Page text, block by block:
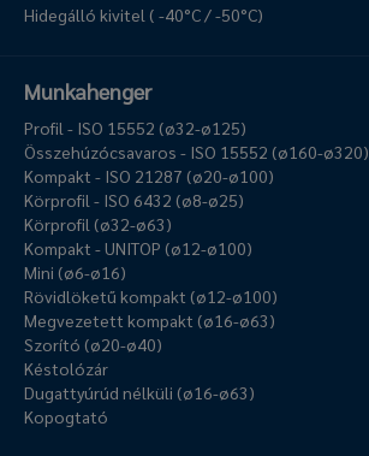
Hidegálló kivitel ( -40°C / -50°C)
Munkahenger
Profil - ISO 15552 (ø32-ø125)
Összehúzócsavaros - ISO 15552 (ø160-ø320)
Kompakt - ISO 21287 (ø20-ø100)
Körprofil - ISO 6432 (ø8-ø25)
Körprofil (ø32-ø63)
Kompakt - UNITOP (ø12-ø100)
Mini (ø6-ø16)
Rövidlöketű kompakt (ø12-ø100)
Megvezetett kompakt (ø16-ø63)
Szorító (ø20-ø40)
Késtolózár
Dugattyúrúd nélküli (ø16-ø63)
Kopogtató